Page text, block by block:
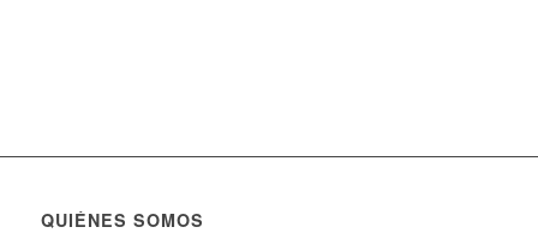
QUIÉNES SOMOS